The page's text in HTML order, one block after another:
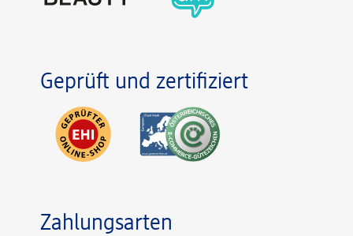
Geprüft und zertifiziert
Zahlungsarten